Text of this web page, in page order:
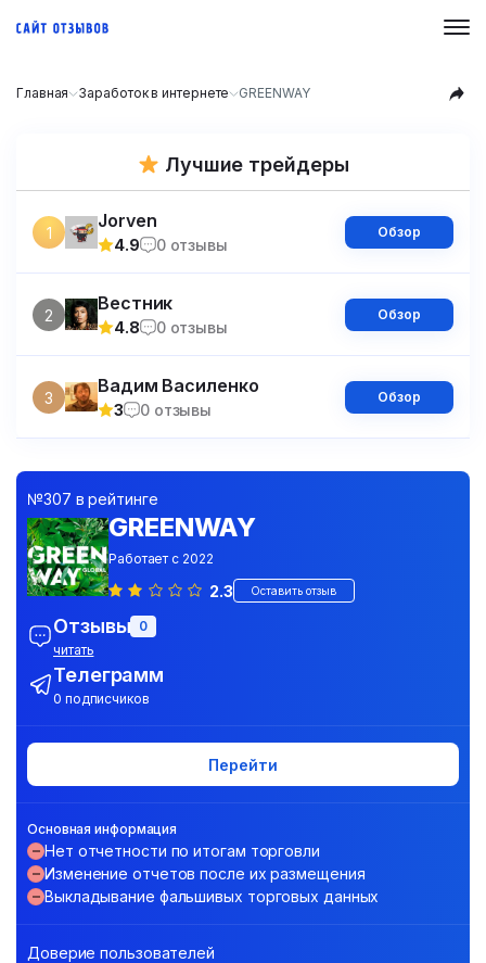
Главная Заработок в интернете GREENWAY
Лучшие трейдеры
1
Jorven
4.9 0 отзывы
Обзор
2
Вестник
4.8 0 отзывы
Обзор
3
Вадим Василенко
3 0 отзывы
Обзор
№307 в рейтинге
GREENWAY
Работает с 2022
2.3 Оставить отзыв
Отзывы 0
читать
Телеграмм
0 подписчиков
Основная информация
Нет отчетности по итогам торговли
Изменение отчетов после их размещения
Выкладывание фальшивых торговых данных
Перейти
Доверие пользователей